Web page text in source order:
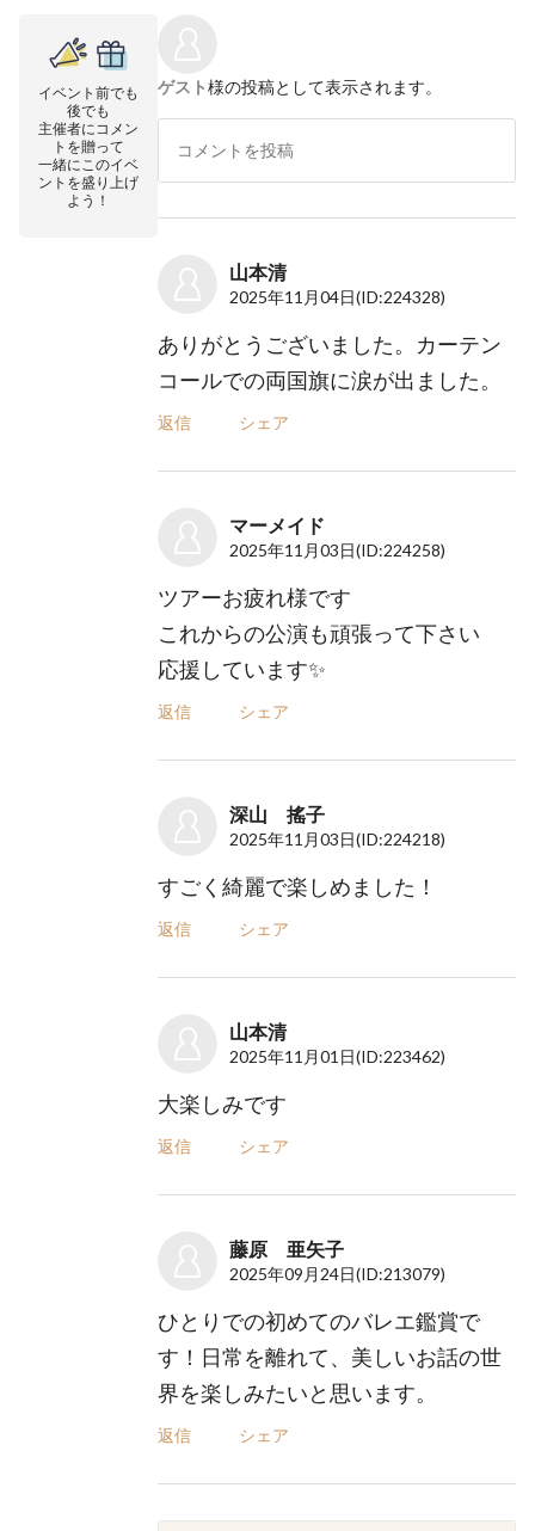
イベント前でも
後でも
主催者にコメン
トを贈って
一緒にこのイベ
ントを盛り上げ
よう！
ゲスト様の投稿として表示されます。
山本清
2025年11月04日(ID:224328)
ありがとうございました。カーテン
コールでの両国旗に涙が出ました。
返信 シェア
マーメイド
2025年11月03日(ID:224258)
ツアーお疲れ様です
これからの公演も頑張って下さい
応援しています✨
返信 シェア
深山 搖子
2025年11月03日(ID:224218)
すごく綺麗で楽しめました！
返信 シェア
山本清
2025年11月01日(ID:223462)
大楽しみです
返信 シェア
藤原 亜矢子
2025年09月24日(ID:213079)
ひとりでの初めてのバレエ鑑賞で
す！日常を離れて、美しいお話の世
界を楽しみたいと思います。
返信 シェア